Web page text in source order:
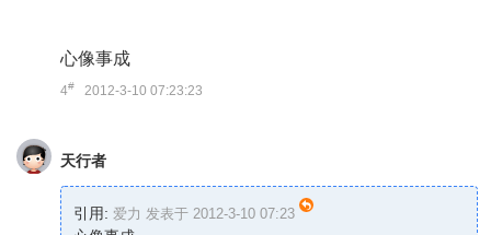
心像事成
4# 2012-3-10 07:23:23
天行者
引用: 爱力 发表于 2012-3-10 07:23